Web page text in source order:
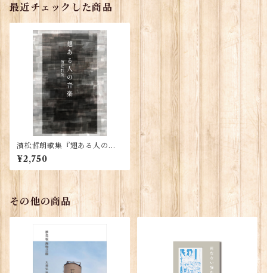
最近チェックした商品
濱松哲朗歌集『翅ある人の音
楽』
¥2,750
その他の商品